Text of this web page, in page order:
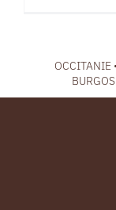
OCCITANIE